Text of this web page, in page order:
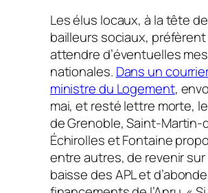
Les élus locaux, à la tête
bailleurs sociaux, préfèrent
attendre d’éventuelles
nationales. Dans un
ministre du Logement,
mai, et resté lettre morte,
de Grenoble, Saint-Martin-
Échirolles et Fontaine
entre autres, de revenir sur
baisse des APL et